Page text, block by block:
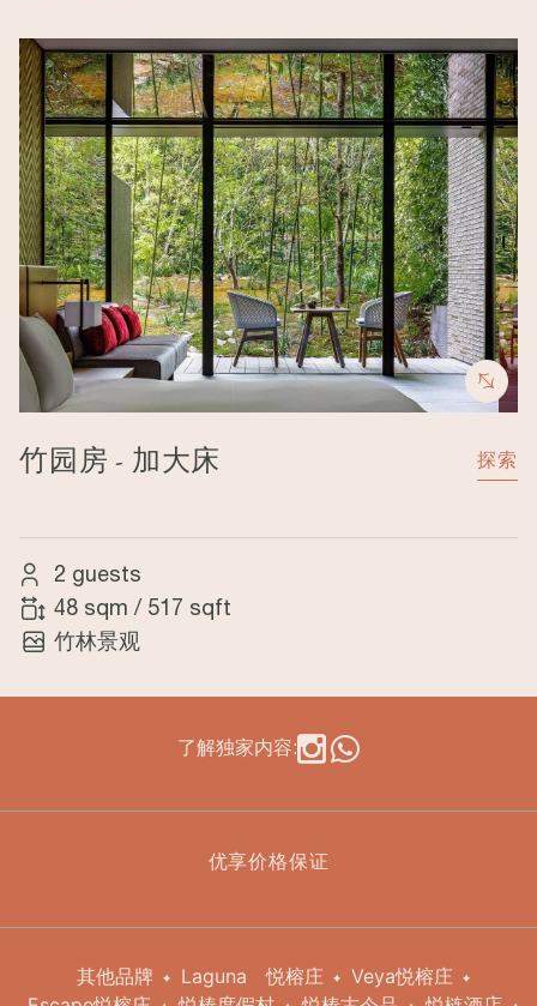
Image
竹园房 - 加大床 探索
2 guests
48 sqm / 517 sqft
竹林景观
了解独家内容:
优享价格保证
其他品牌 Laguna 悦榕庄
Veya悦榕庄